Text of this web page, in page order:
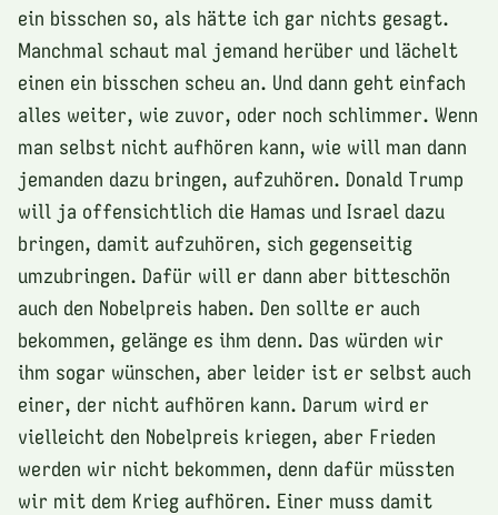
ein bisschen so, als hätte ich gar nichts gesagt.
Manchmal schaut mal jemand herüber und lächelt
einen ein bisschen scheu an. Und dann geht einfach
alles weiter, wie zuvor, oder noch schlimmer. Wenn
man selbst nicht aufhören kann, wie will man dann
jemanden dazu bringen, aufzuhören. Donald Trump
will ja offensichtlich die Hamas und Israel dazu
bringen, damit aufzuhören, sich gegenseitig
umzubringen. Dafür will er dann aber bitteschön
auch den Nobelpreis haben. Den sollte er auch
bekommen, gelänge es ihm denn. Das würden wir
ihm sogar wünschen, aber leider ist er selbst auch
einer, der nicht aufhören kann. Darum wird er
vielleicht den Nobelpreis kriegen, aber Frieden
werden wir nicht bekommen, denn dafür müssten
wir mit dem Krieg aufhören. Einer muss damit